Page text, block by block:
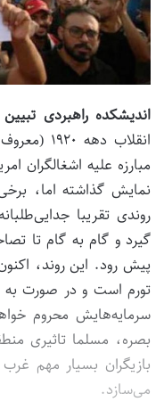
اندیشکده راهبردی
انقلاب
مبارزه علیه اشغالگران
نمایش گذاشته اما،
روندی تقریبا
گیرد و گام به گام تا
پیش رود. این روند،
تورم است و در صورت به
سرمایه‌هایش محروم
بصره، مسلما تاثیری
بازیگران بسیار مهم
می‌سازد.